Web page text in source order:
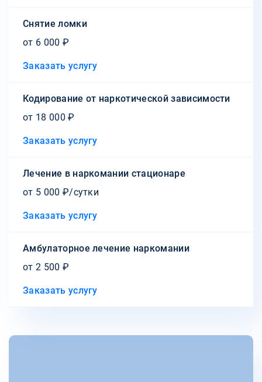
Снятие ломки
от 6 000 ₽
Заказать услугу
Кодирование от наркотической зависимости
от 18 000 ₽
Заказать услугу
Лечение в наркомании стационаре
от 5 000 ₽/сутки
Заказать услугу
Амбулаторное лечение наркомании
от 2 500 ₽
Заказать услугу